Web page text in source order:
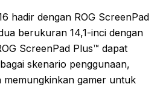
hadir dengan ROG ScreenPad
berukuran 14,1-inci dengan
ScreenPad Plus™ dapat
skenario penggunaan,
memungkinkan gamer untuk